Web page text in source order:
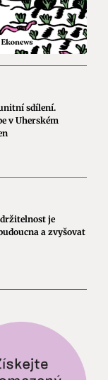
sdílení.
v Uherském
je
a zvyšovat